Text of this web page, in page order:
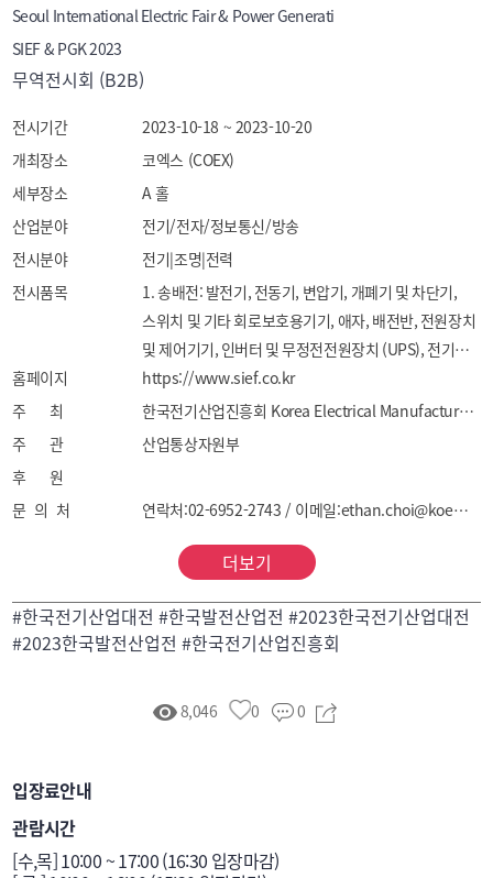
Seoul International Electric Fair & Power Generati
SIEF & PGK 2023
무역전시회 (B2B)
전시기간
2023-10-18 ~ 2023-10-20
개최장소
코엑스 (COEX)
세부장소
A 홀
산업분야
전기/전자/정보통신/방송
전시분야
전기|조명|전력
전시품목
1. 송배전: 발전기, 전동기, 변압기, 개폐기 및 차단기,
스위치 및 기타 회로보호용기기, 애자, 배전반, 전원장치
및 제어기기, 인버터 및 무정전전원장치 (UPS), 전기로,
전기계측기기, 전력량계, 조명기구, 전선 및 케이블, 기타
전기기기
진단장비, 발전플랜트 유지보수 관련 제품, 기타
발전플랜트 부속 기기 등
3. 신재생에너지/스마트그리드: 에너지저장시스템,
태양광 및 태양열발전, 풍력발전, 지열발전, 수열발전,
5. 전기철도산업: 전기철도설비, 차량 및 선로구조물,
홈페이지
https://www.sief.co.kr
주 최
한국전기산업진흥회 Korea Electrical Manufacturers Association
주 관
산업통상자원부
후 원
문 의 처
연락처:02-6952-2743 / 이메일:ethan.choi@koema.or.kr
더보기
#한국전기산업대전 #한국발전산업전 #2023한국전기산업대전
#2023한국발전산업전 #한국전기산업진흥회
8,046 0 0
입장료안내
관람시간
[수,목] 10:00 ~ 17:00 (16:30 입장마감)